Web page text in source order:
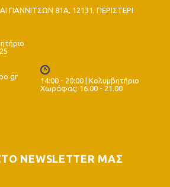
ΓΙΑΝΝΙΤΣΩΝ 81Α, 12131, ΠΕΡΙΣΤΕΡΙ
14:00 - 20:00 | Κολυμβητήριο
Χωράφας: 16.00 - 21.00
NEWSLETTER ΜΑΣ